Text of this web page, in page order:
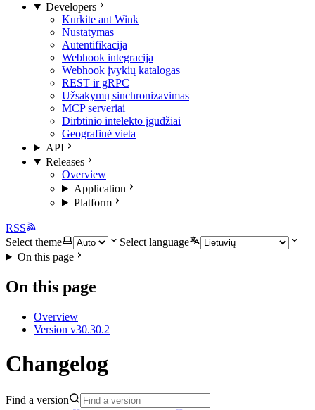
Developers
Kurkite ant Wink
Nustatymas
Autentifikacija
Webhook integracija
Webhook įvykių katalogas
REST ir gRPC
Užsakymų sinchronizavimas
MCP serveriai
Dirbtinio intelekto įgūdžiai
Geografinė vieta
API
Releases
Overview
Application
Platform
RSS
Select theme
Select language
On this page
On this page
Overview
Version v30.30.2
Changelog
Find a version